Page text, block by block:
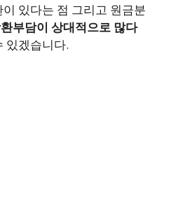
있다는 점 그리고 원금분
부담이 상대적으로 많다
있겠습니다.